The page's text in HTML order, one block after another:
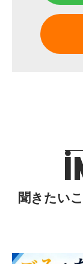
聞きたい